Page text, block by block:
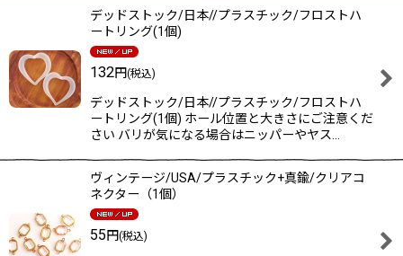
デッドストック/日本//プラスチック/フロストハ
ートリング(1個)
132円(税込)
デッドストック/日本//プラスチック/フロストハ
ートリング(1個) ホール位置と大きさにご注意くだ
さい バリが気になる場合はニッパーやヤス…
ヴィンテージ/USA/プラスチック+真鍮/クリアコ
ネクター（1個）
55円(税込)